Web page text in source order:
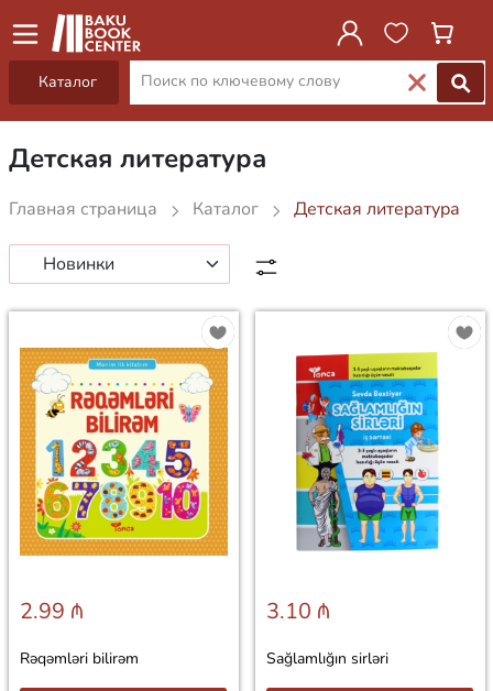
Каталог
Детская литература
Главная страница Каталог Детская литература
2.99 ₼
Rəqəmləri bilirəm
3.10 ₼
Sağlamlığın sirləri